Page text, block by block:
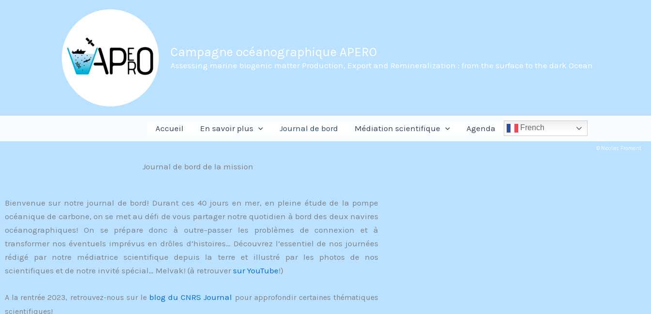
Campagne océanographique APERO
Assessing marine biogenic matter Production, Export and Remineralization : from the surface to the dark Ocean
Accueil En savoir plus Journal de bord Médiation scientifique Agenda French
Rechercher
© Nicolas Fromont
Journal de bord de la mission
Bienvenue sur notre journal de bord! Durant ces 40 jours en mer, en pleine étude de la pompe
océanique de carbone, on se met au défi de vous partager notre quotidien à bord des deux navires
océanographiques! On se prépare donc à outre-passer les problèmes de connexion et à
transformer nos éventuels imprévus en drôles d’histoires… Découvrez l’essentiel de nos journées
rédigé par notre médiatrice scientifique depuis la terre et illustré par les photos de nos
scientifiques et de notre invité spécial… Melvak! (à retrouver sur YouTube!)
A la rentrée 2023, retrouvez-nous sur le blog du CNRS Journal pour approfondir certaines thématiques
scientifiques!